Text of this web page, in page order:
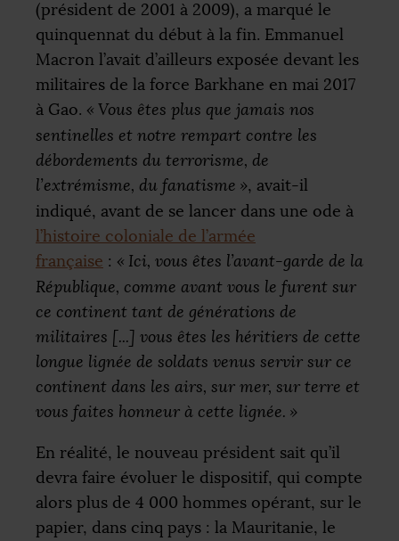
(président de 2001 à 2009), a marqué le
quinquennat du début à la fin. Emmanuel
Macron l’avait d’ailleurs exposée devant les
militaires de la force Barkhane en mai 2017
à Gao. « Vous êtes plus que jamais nos
sentinelles et notre rempart contre les
débordements du terrorisme, de
l’extrémisme, du fanatisme », avait-il
indiqué, avant de se lancer dans une ode à
l’histoire coloniale de l’armée
française : « Ici, vous êtes l’avant-garde de la
République, comme avant vous le furent sur
ce continent tant de générations de
militaires [...] vous êtes les héritiers de cette
longue lignée de soldats venus servir sur ce
continent dans les airs, sur mer, sur terre et
vous faites honneur à cette lignée. »
En réalité, le nouveau président sait qu’il
devra faire évoluer le dispositif, qui compte
alors plus de 4 000 hommes opérant, sur le
papier, dans cinq pays : la Mauritanie, le